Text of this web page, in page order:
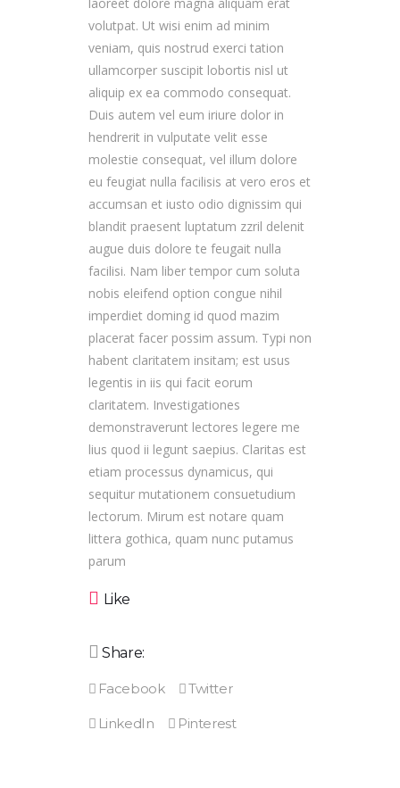
volutpat. Ut wisi enim ad minim
veniam, quis nostrud exerci tation
ullamcorper suscipit lobortis nisl ut
aliquip ex ea commodo consequat.
Duis autem vel eum iriure dolor in
hendrerit in vulputate velit esse
molestie consequat, vel illum dolore
eu feugiat nulla facilisis at vero eros et
accumsan et iusto odio dignissim qui
blandit praesent luptatum zzril delenit
augue duis dolore te feugait nulla
facilisi. Nam liber tempor cum soluta
nobis eleifend option congue nihil
imperdiet doming id quod mazim
placerat facer possim assum. Typi non
habent claritatem insitam; est usus
legentis in iis qui facit eorum
claritatem. Investigationes
demonstraverunt lectores legere me
lius quod ii legunt saepius. Claritas est
etiam processus dynamicus, qui
sequitur mutationem consuetudium
lectorum. Mirum est notare quam
littera gothica, quam nunc putamus
parum
Like
Share: